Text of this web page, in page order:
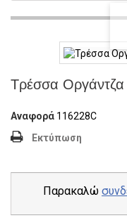
Τρέσσα
Αναφορά 116228C
Εκτύπωση
Παρακαλώ